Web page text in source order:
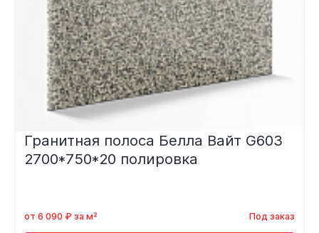
Гранитная полоса Белла Вайт G603
2700*750*20 полировка
от 6 090 ₽ за м² Под заказ